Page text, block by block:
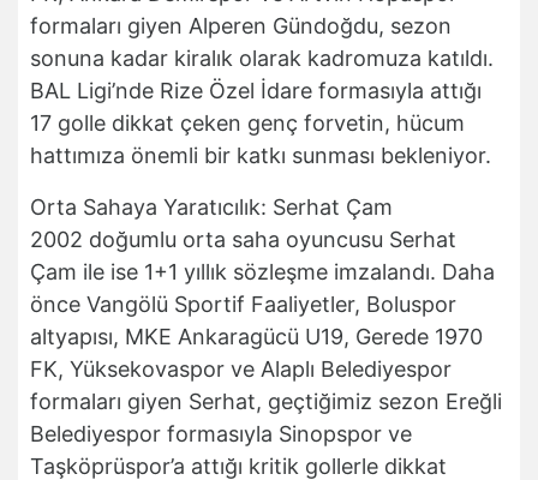
formaları giyen Alperen Gündoğdu, sezon
sonuna kadar kiralık olarak kadromuza katıldı.
BAL Ligi’nde Rize Özel İdare formasıyla attığı
17 golle dikkat çeken genç forvetin, hücum
hattımıza önemli bir katkı sunması bekleniyor.
Orta Sahaya Yaratıcılık: Serhat Çam
2002 doğumlu orta saha oyuncusu Serhat
Çam ile ise 1+1 yıllık sözleşme imzalandı. Daha
önce Vangölü Sportif Faaliyetler, Boluspor
altyapısı, MKE Ankaragücü U19, Gerede 1970
FK, Yüksekovaspor ve Alaplı Belediyespor
formaları giyen Serhat, geçtiğimiz sezon Ereğli
Belediyespor formasıyla Sinopspor ve
Taşköprüspor’a attığı kritik gollerle dikkat